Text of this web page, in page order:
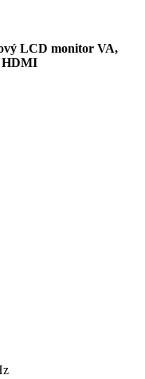
LCD monitor VA,
HDMI